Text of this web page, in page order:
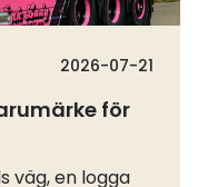
2026-07-21
för
väg, en logga